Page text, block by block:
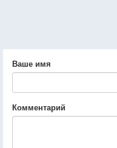
Ваше имя
Комментарий